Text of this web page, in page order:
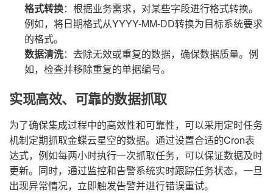
格式转换：根据业务需求，对某些字段进行格式转换。
例如，将日期格式从YYYY-MM-DD转换为目标系统要求
的格式。
数据清洗：去除无效或重复的数据，确保数据质量。例
如，检查并移除重复的单据编号。
实现高效、可靠的数据抓取
为了确保集成过程中的高效性和可靠性，可以采用定时任务
机制定期抓取金蝶云星空的数据。通过设置合适的Cron表
达式，例如每两小时执行一次抓取任务，可以保证数据及时
更新。同时，通过监控和告警系统实时跟踪任务状态，一旦
出现异常情况，立即触发告警并进行错误重试。